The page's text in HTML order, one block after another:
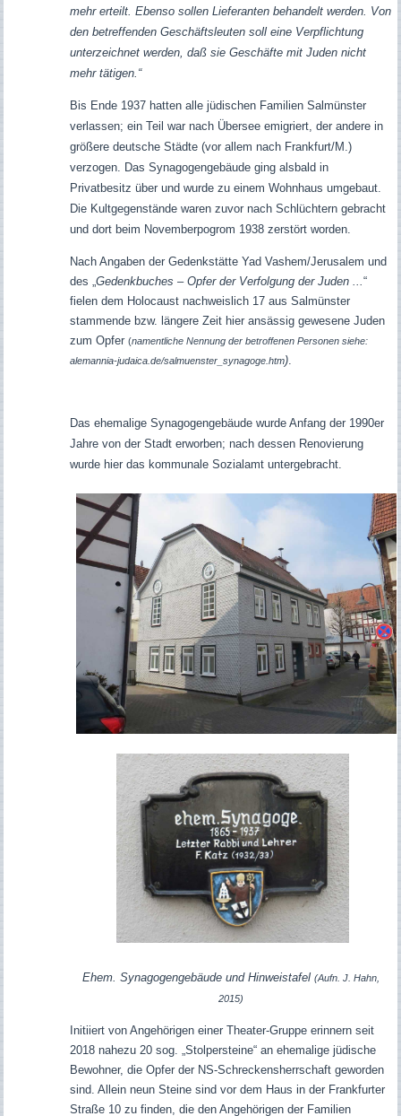
mehr erteilt. Ebenso sollen Lieferanten behandelt werden. Von
den betreffenden Geschäftsleuten soll eine Verpflichtung
unterzeichnet werden, daß sie Geschäfte mit Juden nicht
mehr tätigen.“
Bis Ende 1937 hatten alle jüdischen Familien Salmünster
verlassen; ein Teil war nach Übersee emigriert, der andere in
größere deutsche Städte (vor allem nach Frankfurt/M.)
verzogen. Das Synagogengebäude ging alsbald in
Privatbesitz über und wurde zu einem Wohnhaus umgebaut.
Die Kultgegenstände waren zuvor nach Schlüchtern gebracht
und dort beim Novemberpogrom 1938 zerstört worden.
Nach Angaben der Gedenkstätte Yad Vashem/Jerusalem und
des „ Gedenkbuches – Opfer der Verfolgung der Juden ... “
fielen dem Holocaust nachweislich 17 aus Salmünster
stammende bzw. längere Zeit hier ansässig gewesene Juden
zum Opfer (namentliche Nennung der betroffenen Personen siehe:
alemannia-judaica.de/salmuenster_synagoge.htm).
Das ehemalige Synagogengebäude wurde Anfang der 1990er
Jahre von der Stadt erworben; nach dessen Renovierung
wurde hier das kommunale Sozialamt untergebracht.
Ehem. Synagogengebäude und Hinweistafel(Aufn. J. Hahn,
2015)
Initiiert von Angehörigen einer Theater-Gruppe erinnern seit
2018 nahezu 20 sog. „Stolpersteine“ an ehemalige jüdische
Bewohner, die Opfer der NS-Schreckensherrschaft geworden
sind. Allein neun Steine sind vor dem Haus in der Frankfurter
Straße 10 zu finden, die den Angehörigen der Familien